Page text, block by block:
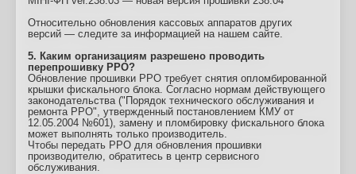
Относительно обновления кассовых аппаратов других
версий — следите за информацией на нашем сайте.
5. Каким организациям разрешено проводить
перепрошивку РРО?
Обновление прошивки РРО требует снятия опломбированной
крышки фискального блока. Согласно нормам действующего
законодательства ("Порядок технического обслуживания и
ремонта РРО", утвержденный постановлением КМУ от
12.05.2004 №601), замену и пломбировку фискального блока
может выполнять только производитель.
Чтобы передать РРО для обновления прошивки
производителю, обратитесь в центр сервисного
обслуживания.